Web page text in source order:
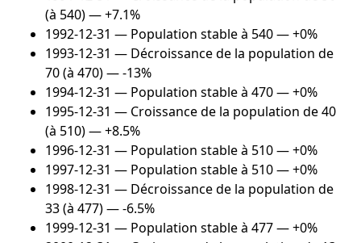
(à 540) — +7.1%
1992-12-31 — Population stable à 540 — +0%
1993-12-31 — Décroissance de la population de
70 (à 470) — -13%
1994-12-31 — Population stable à 470 — +0%
1995-12-31 — Croissance de la population de 40
(à 510) — +8.5%
1996-12-31 — Population stable à 510 — +0%
1997-12-31 — Population stable à 510 — +0%
1998-12-31 — Décroissance de la population de
33 (à 477) — -6.5%
1999-12-31 — Population stable à 477 — +0%